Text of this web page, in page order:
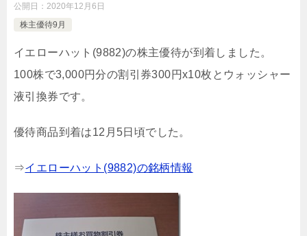
公開日： 2020年12月6日
株主優待9月
イエローハット(9882)の株主優待が到着しました。
100株で3,000円分の割引券300円x10枚とウォッシャー
液引換券です。
優待商品到着は12月5日頃でした。
⇒イエローハット(9882)の銘柄情報